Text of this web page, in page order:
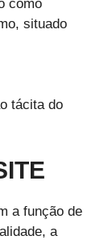
como
situado
tácita do
a função de
a